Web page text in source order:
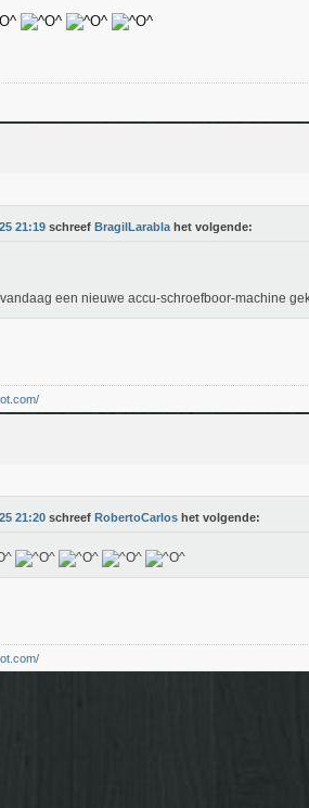
21:19 schreef BragilLarabla het volgende:
een nieuwe accu-schroefboor-machine
21:20 schreef RobertoCarlos het volgende: